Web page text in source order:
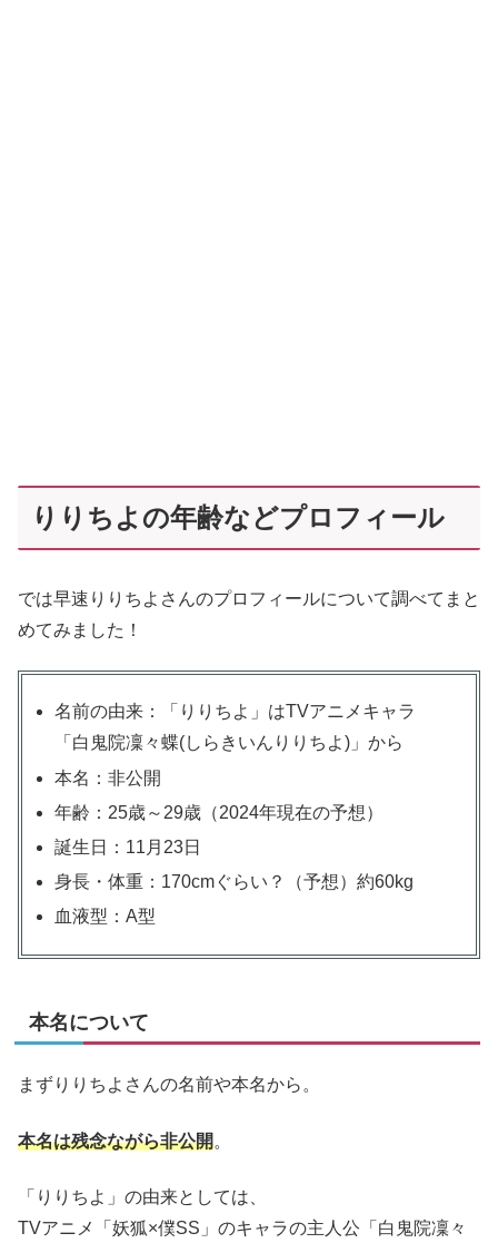
りりちよの年齢などプロフィール
では早速りりちよさんのプロフィールについて調べてまと
めてみました！
名前の由来：「りりちよ」はTVアニメキャラ
「白鬼院凜々蝶(しらきいんりりちよ)」から
本名：非公開
年齢：25歳～29歳（2024年現在の予想）
誕生日：11月23日
身長・体重：170cmぐらい？（予想）約60kg
血液型：A型
本名について
まずりりちよさんの名前や本名から。
本名は残念ながら非公開。
「りりちよ」の由来としては、
TVアニメ「妖狐×僕SS」のキャラの主人公「白鬼院凜々